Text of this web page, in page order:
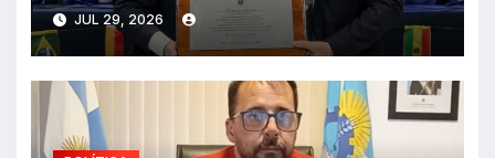
JUL 29, 2026